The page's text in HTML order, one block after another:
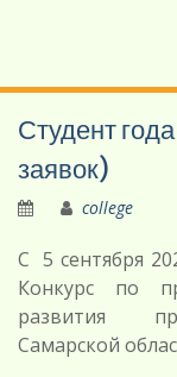
Студент
заявок)
college
С 5 сентября
Конкурс по
развития
Самарской